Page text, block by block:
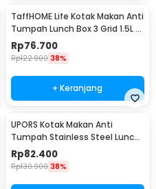
TaffHOME Life Kotak Makan Anti
Tumpah Lunch Box 3 Grid 1.5L -
CPL050
Rp76.700
Rp122.900 38%
+ Keranjang
UPORS Kotak Makan Anti
Tumpah Stainless Steel Lunch
Box 4 Grid 1.5L - UP4
Rp82.400
Rp130.900 38%